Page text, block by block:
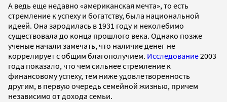
А ведь еще недавно «американская мечта», то есть
стремление к успеху и богатству, была национальной
идеей. Она зародилась в 1931 году и неколебимо
существовала до конца прошлого века. Однако позже
ученые начали замечать, что наличие денег не
коррелирует с общим благополучием. Исследование2003
года показало, что чем сильнее стремление к
финансовому успеху, тем ниже удовлетворенность
другим, в первую очередь семейной жизнью, причем
независимо от дохода семьи.